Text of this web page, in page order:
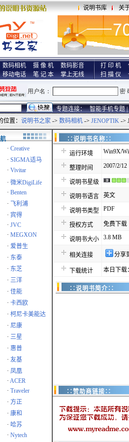
说明书库 关
数码相机 摄 像 机
数码影音
移动电话
笔 记 本 掌上无线
打 印 机
扫 描 仪
专题连接： 智能手机专题 |
位置： 说明书之家 -> 数码相机 -> JENOPTIK ->
· Creative
· SIGMA适马
· Vivitar
· 微米DigiLife
· Benten
·
飞利浦
· 宾得
· JVC
· MEGXON
· 爱普生
· 东泰
· 东芝
· 三洋
· 佳能
· 卡西欧
· 柯尼卡美能达
· 尼康
· 三星
· 惠普
· 友基
· 凤凰
· ACER
· Traveler
· 方正
· 康和
· 哈苏
· Nytech
∷说明书名
运行环境 Win9X/
整理时间 2007/2/12
说明书星级
说明书语言 英文
说明书类型 PDF
授权方式 免费下载
说明书大小 3.8 MB
相关连接 分享
下载统计 本日下载
∷说明书简介∷
∷赞助商链接∷